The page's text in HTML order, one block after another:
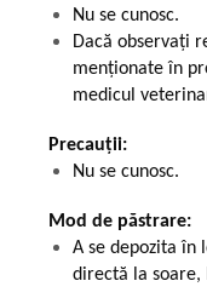
Nu se cunosc.
Dacă observați
menționate în
medicul
Precauții:
Nu se cunosc.
Mod de păstrare:
A se depozita în
directă la soare,